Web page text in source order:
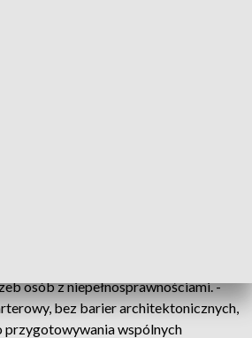
osób z niepełnosprawnościami. -
bez barier architektonicznych,
przygotowywania wspólnych